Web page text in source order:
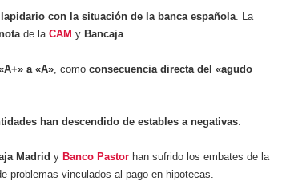
de diciembre de 2025
aprovechar esta opción para gestionar tus
es una decisión financiera: cómo anticiparte
de 2025
punto de venta?
lapidario con la situación de la banca española. La
de la CAM y Bancaja.
a «A», como consecuencia directa del «agudo
han descendido de estables a negativas.
Madrid y Banco Pastor han sufrido los embates de la
problemas vinculados al pago en hipotecas.